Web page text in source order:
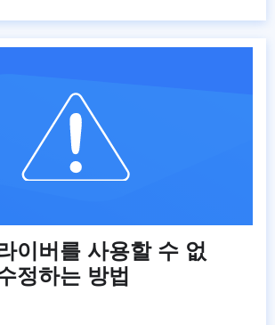
이버를 사용할 수 없
정하는 방법